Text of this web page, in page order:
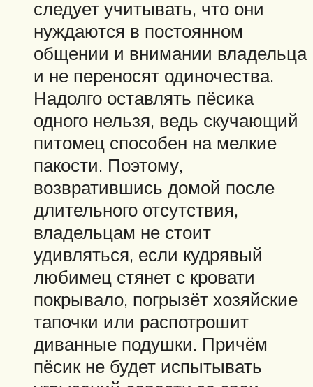
следует учитывать, что они
нуждаются в постоянном
общении и внимании владельца
и не переносят одиночества.
Надолго оставлять пёсика
одного нельзя, ведь скучающий
питомец способен на мелкие
пакости. Поэтому,
возвратившись домой после
длительного отсутствия,
владельцам не стоит
удивляться, если кудрявый
любимец стянет с кровати
покрывало, погрызёт хозяйские
тапочки или распотрошит
диванные подушки. Причём
пёсик не будет испытывать